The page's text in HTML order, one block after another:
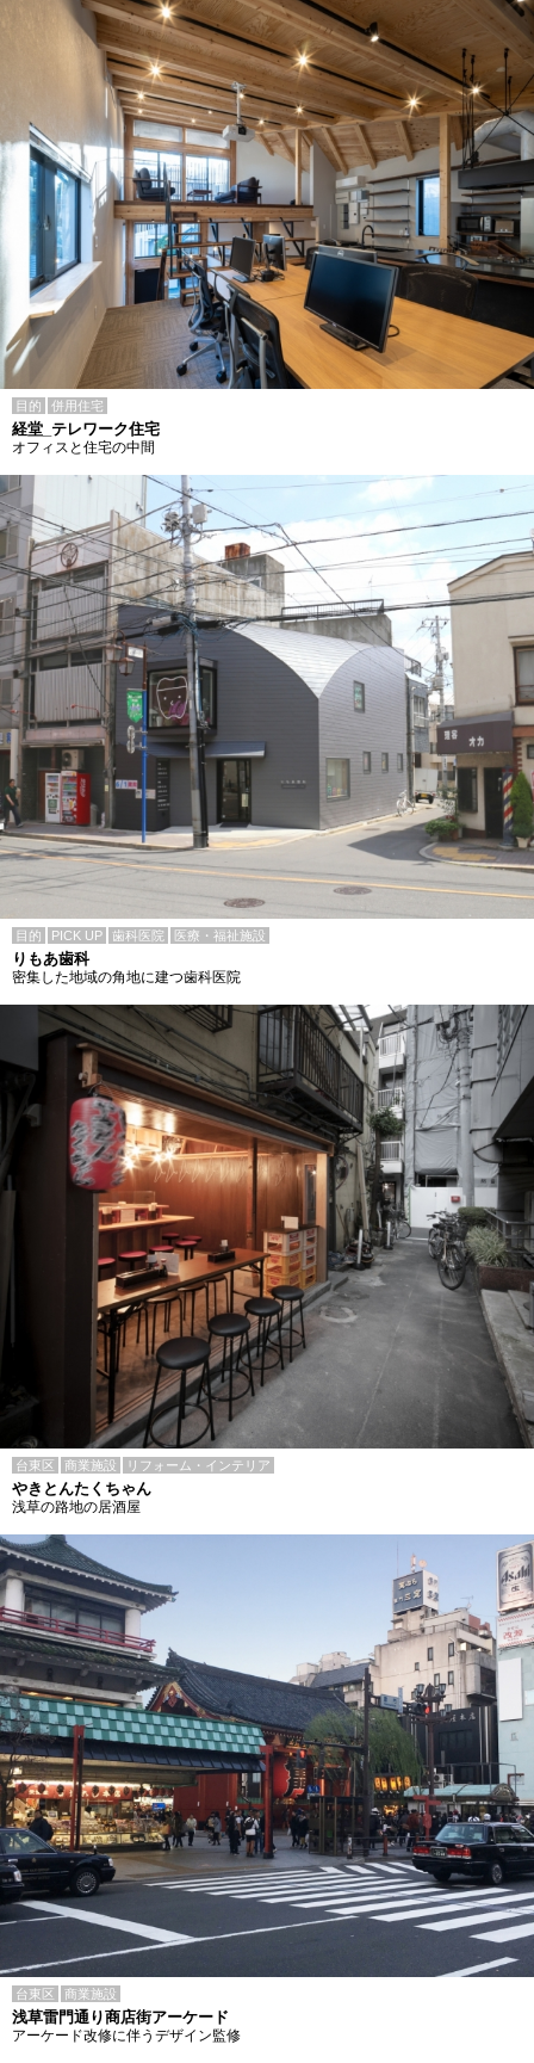
目的 併用住宅
経堂_テレワーク住宅
オフィスと住宅の中間
目的 PICK UP 歯科医院 医療・福祉施設
りもあ歯科
密集した地域の角地に建つ歯科医院
台東区 商業施設 リフォーム・インテリア
やきとんたくちゃん
浅草の路地の居酒屋
台東区 商業施設
浅草雷門通り商店街アーケード
アーケード改修に伴うデザイン監修